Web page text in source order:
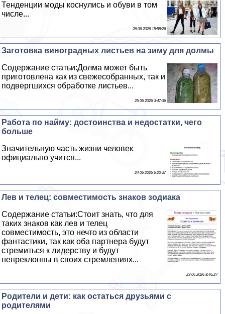
Тенденции моды коснулись и обуви в том
числе...
26 06 2026 15:58:26
Заготовка виноградных листьев на зиму для долмы
Содержание статьи:Долма может быть
приготовлена как из свежесобранных, так и
подвергшихся обработке листьев...
25 06 2026 3:47:36
Работа по найму: достоинства и недостатки, чего
больше
Значительную часть жизни человек
официально учится...
24 06 2026 6:20:37
Лев и телец: совместимость знаков зодиака
Содержание статьи:Стоит знать, что для
таких знаков как лев и телец
совместимость, это нечто из области
фантастики, так как оба партнера будут
стремиться к лидерству и будут
непреклонны в своих стремлениях...
23 06 2026 8:46:27
Родители и дети: как остаться друзьями с
родителями